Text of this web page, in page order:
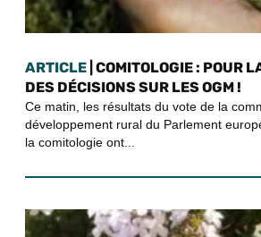
ARTICLE | COMITOLOGIE : POUR
DES DÉCISIONS SUR LES OGM !
Ce matin, les résultats du vote de la
développement rural du Parlement
la comitologie ont...